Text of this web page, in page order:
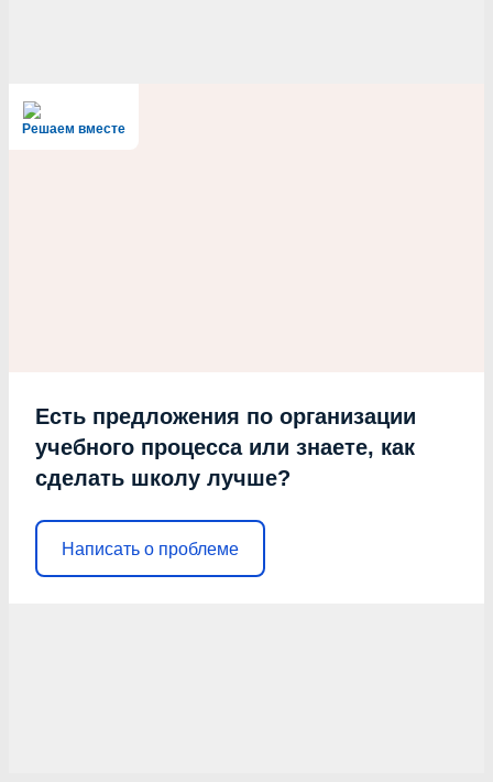
Решаем вместе
Есть предложения по организации
учебного процесса или знаете, как
сделать школу лучше?
Написать о проблеме